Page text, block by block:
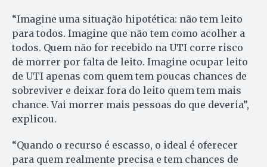
“Imagine uma situação hipotética: não tem leito
para todos. Imagine que não tem como acolher a
todos. Quem não for recebido na UTI corre risco
de morrer por falta de leito. Imagine ocupar leito
de UTI apenas com quem tem poucas chances de
sobreviver e deixar fora do leito quem tem mais
chance. Vai morrer mais pessoas do que deveria”,
explicou.
“Quando o recurso é escasso, o ideal é oferecer
para quem realmente precisa e tem chances de